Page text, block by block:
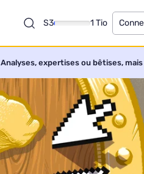
S3 1 Tio
Analyses, expertises ou bêtises,